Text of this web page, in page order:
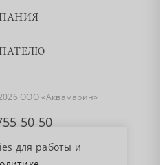
для работы и
ООО «Аквамарин»
50 50